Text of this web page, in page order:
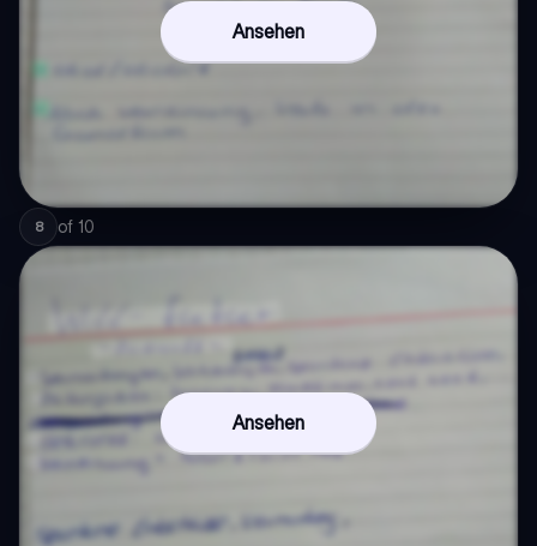
Ansehen
8 of 10
Ansehen